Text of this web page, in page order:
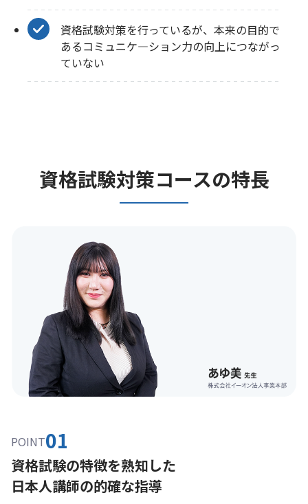
資格試験対策を行っているが、本来の目的で
あるコミュニケ—ション力の向上につながっ
ていない
資格試験対策コースの特長
POINT01
資格試験の特徴を熟知した
日本人講師の的確な指導